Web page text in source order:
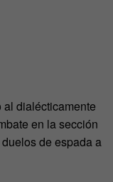
al dialécticamente
en la sección
de espada a